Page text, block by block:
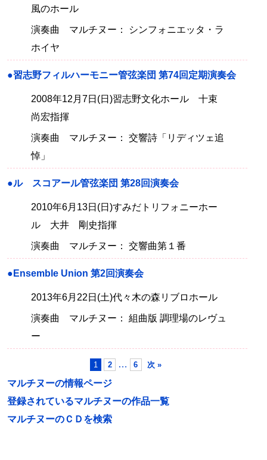
風のホール
演奏曲 マルチヌー： シンフォニエッタ・ラ
ホイヤ
●習志野フィルハーモニー管弦楽団 第74回定期演奏会
2008年12月7日(日)習志野文化ホール 十束
尚宏指揮
演奏曲 マルチヌー： 交響詩「リディツェ追
悼」
●ル スコアール管弦楽団 第28回演奏会
2010年6月13日(日)すみだトリフォニーホー
ル 大井 剛史指揮
演奏曲 マルチヌー： 交響曲第１番
●Ensemble Union 第2回演奏会
2013年6月22日(土)代々木の森リブロホール
演奏曲 マルチヌー： 組曲版 調理場のレヴュ
ー
1 2 … 6 次 »
マルチヌーの情報ページ
登録されているマルチヌーの作品一覧
マルチヌーのＣＤを検索